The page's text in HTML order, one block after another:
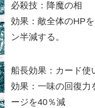
必殺技：降魔の相
効果：敵全体のHP
ン半減する。
船長効果：カード使
効果：一味の回復力
ージを40％減